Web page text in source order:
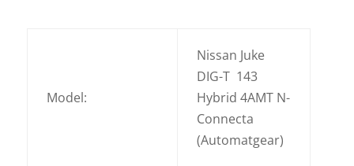
Model:
Nissan Juke
DIG-T 143
Hybrid 4AMT N-
Connecta
(Automatgear)